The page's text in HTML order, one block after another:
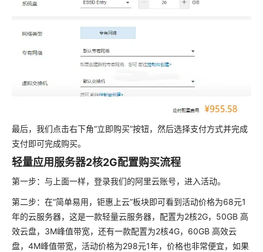
最后，我们点击右下角“立即购买”按钮，然后选择支付方式并完成
支付即可完成购买。
轻量应用服务器2核2G配置购买流程
第一步：与上面一样，登录我们的阿里云账号，进入活动。
第二步：在“简单易用，钜惠上云”板块即可看到活动价格为68元1
年的云服务器，这是一款轻量云服务器，配置为2核2G，50GB 高
效云盘，3M峰值带宽，还有一款配置为2核4G，60GB 高效云
盘，4M峰值带宽，活动价格为298元1年，价格也非常便宜，如果